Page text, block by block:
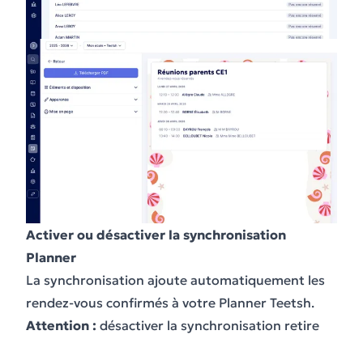
Activer ou désactiver la synchronisation
Planner
La synchronisation ajoute automatiquement les
rendez-vous confirmés à votre Planner Teetsh.
Attention : désactiver la synchronisation retire